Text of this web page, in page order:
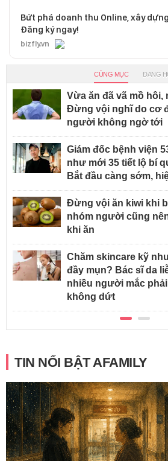
Bứt phá doanh thu Online, xây
Đăng ký ngay!
bizfly.vn
CÙNG MỤC ĐANG
Vừa ăn đã vã mồ
Đừng vội nghĩ do cơ
người không ngờ tới
Giám đốc bệnh viện
như mới 35 tiết lộ bí
Bắt đầu càng sớm,
Đừng vội ăn kiwi khi
nhóm người cũng
khi ăn
Chăm skincare kỹ
đầy mụn? Bác sĩ da
nhiều người mắc
không dứt
TIN NỔI BẬT AFAMILY